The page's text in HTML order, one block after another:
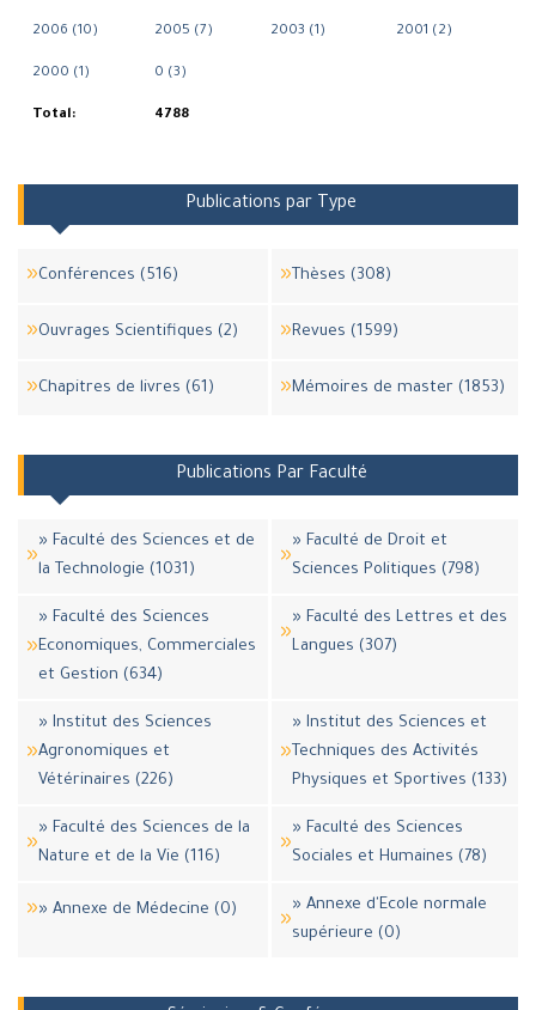
2006 (10) 2005 (7) 2003 (1) 2001 (2)
2000 (1) 0 (3)
Total: 4788
Publications par Type
Conférences (516) Thèses (308)
Ouvrages Scientifiques (2) Revues (1599)
Chapitres de livres (61) Mémoires de master (1853)
Publications Par Faculté
» Faculté des Sciences et de
la Technologie (1031)
» Faculté de Droit et
Sciences Politiques (798)
» Faculté des Sciences
Economiques, Commerciales
et Gestion (634)
» Faculté des Lettres et des
Langues (307)
» Institut des Sciences
Agronomiques et
Vétérinaires (226)
» Institut des Sciences et
Techniques des Activités
Physiques et Sportives (133)
» Faculté des Sciences de la
Nature et de la Vie (116)
» Faculté des Sciences
Sociales et Humaines (78)
» Annexe de Médecine (0)
» Annexe d'Ecole normale
supérieure (0)